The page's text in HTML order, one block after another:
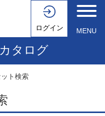
ログイン MENU
タログ
ト検索